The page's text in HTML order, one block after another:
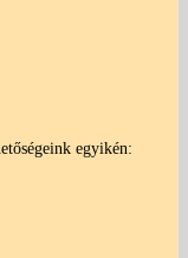
egyikén: